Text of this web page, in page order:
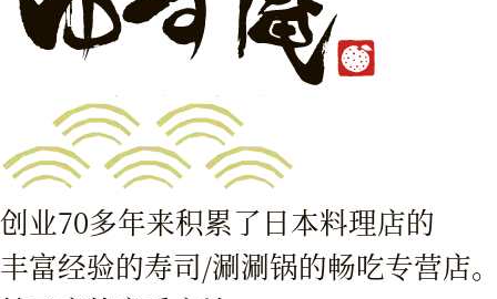
创业70多年来积累了日本料理店的
丰富经验的寿司/涮涮锅的畅吃专营店。